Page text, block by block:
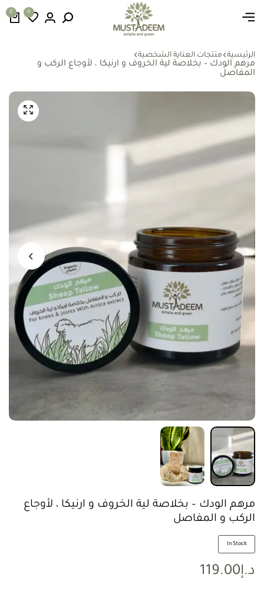
0
0
الرئيسية منتجات العناية الشخصية
مرهم الودك – بخلاصة لية الخروف و ارنيكا ، لأوجاع الركب و
المفاصل
مرهم الودك – بخلاصة لية الخروف و ارنيكا ، لأوجاع
الركب و المفاصل
In Stock
د.إ119.00